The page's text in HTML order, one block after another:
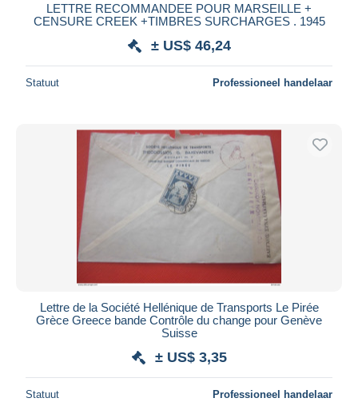
LETTRE RECOMMANDEE POUR MARSEILLE +
CENSURE CREEK +TIMBRES SURCHARGES . 1945
± US$ 46,24
Statuut Professioneel handelaar
Lettre de la Société Hellénique de Transports Le Pirée
Grèce Greece bande Contrôle du change pour Genève
Suisse
± US$ 3,35
Statuut Professioneel handelaar